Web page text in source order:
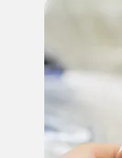
￥2,100
￥2,000
ex M2a 243/193 SAR